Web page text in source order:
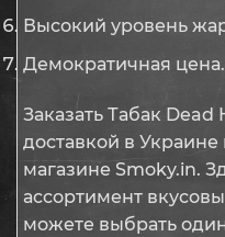
Высокий уровень
Демократичная цена.
Заказать Табак Dead
доставкой в
магазине Smoky.in.
ассортимент
можете выбрать